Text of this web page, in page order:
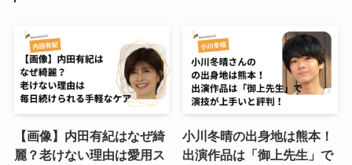
【画像】内田有紀はなぜ綺
麗？老けない理由は愛用ス
小川冬晴の出身地は熊本！
出演作品は「御上先生」で